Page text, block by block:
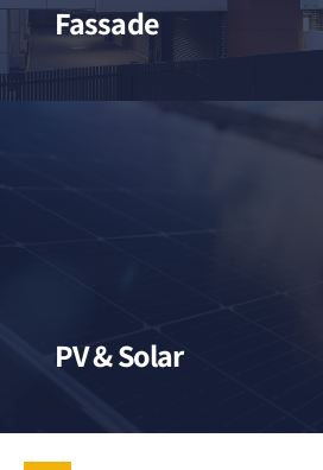
Fassade
PV & Solar